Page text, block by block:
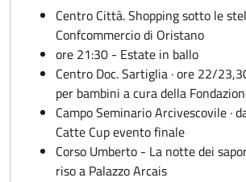
Centro Città. Shopping sotto le
Confcommercio di Oristano
ore 21:30 - Estate in ballo
Centro Doc. Sartiglia · ore 22/
per bambini a cura della
Campo Seminario Arcivescovile ·
Catte Cup evento finale
Corso Umberto - La notte dei
riso a Palazzo Arcais